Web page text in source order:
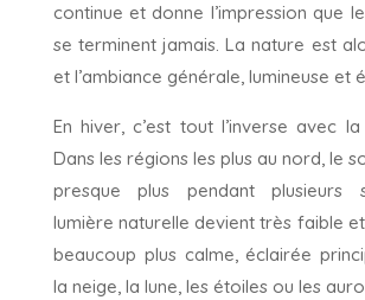
continue et donne l’impression que
se terminent jamais. La nature est
et l’ambiance générale, lumineuse et
En hiver, c’est tout l’inverse avec la
Dans les régions les plus au nord, le
presque plus pendant plusieurs
lumière naturelle devient très faible
beaucoup plus calme, éclairée
la neige, la lune, les étoiles ou les